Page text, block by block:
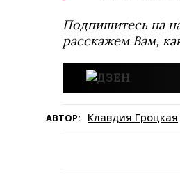
Подпишитесь на
расскажем Вам,
АВТОР: Клавдия Гроцкая